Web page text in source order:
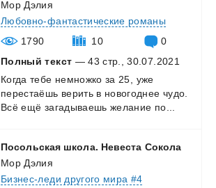
Мор Дэлия
Любовно-фантастические романы
1790
10
0
Полный текст — 43 стр., 30.07.2021
Когда тебе немножко за 25,
уже
перестаёшь верить в новогоднее чудо.
Всё ещё загадываешь желание по...
Посольская школа. Невеста Сокола
Мор Дэлия
Бизнес-леди другого мира #4